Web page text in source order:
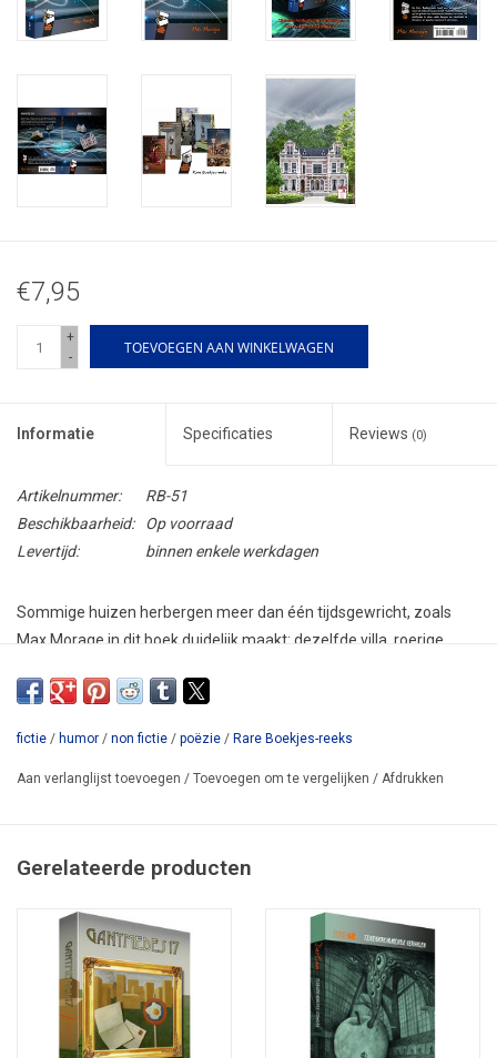
€7,95
+
-
TOEVOEGEN AAN WINKELWAGEN
Informatie Specificaties Reviews (0)
Artikelnummer:
RB-51
Beschikbaarheid:
Op voorraad
Levertijd:
binnen enkele werkdagen
Sommige huizen herbergen meer dan één tijdsgewricht, zoals
Max Morage in dit boek duidelijk maakt: dezelfde villa, roerige
nog onontgonnen toekomst. Het geheel draait om drie dystopieën
met een sterke belangstelling voor de
decennia waarin de schaduw van
fascisme en communisme dreigend over
Europa hing. Zijn debuut, de spionageromanBezettingsgeld
speelt in het bezette Antwerpen van 1941 en werd genomineerd
voor deGouden Strop . In de essays die hij voor het literaire
kwartaalbladDeus ex Machina
schreef belichtte hij meestal het
werk van auteurs met dezelfde thematiek. Zijn boodschap is dat
fictie / humor / non fictie / poëzie / Rare Boekjes-reeks
Aan verlanglijst toevoegen / Toevoegen om te vergelijken / Afdrukken
Gerelateerde producten